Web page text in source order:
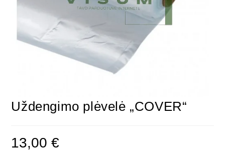
Uždengimo plėvelė „COVER“
13,00€